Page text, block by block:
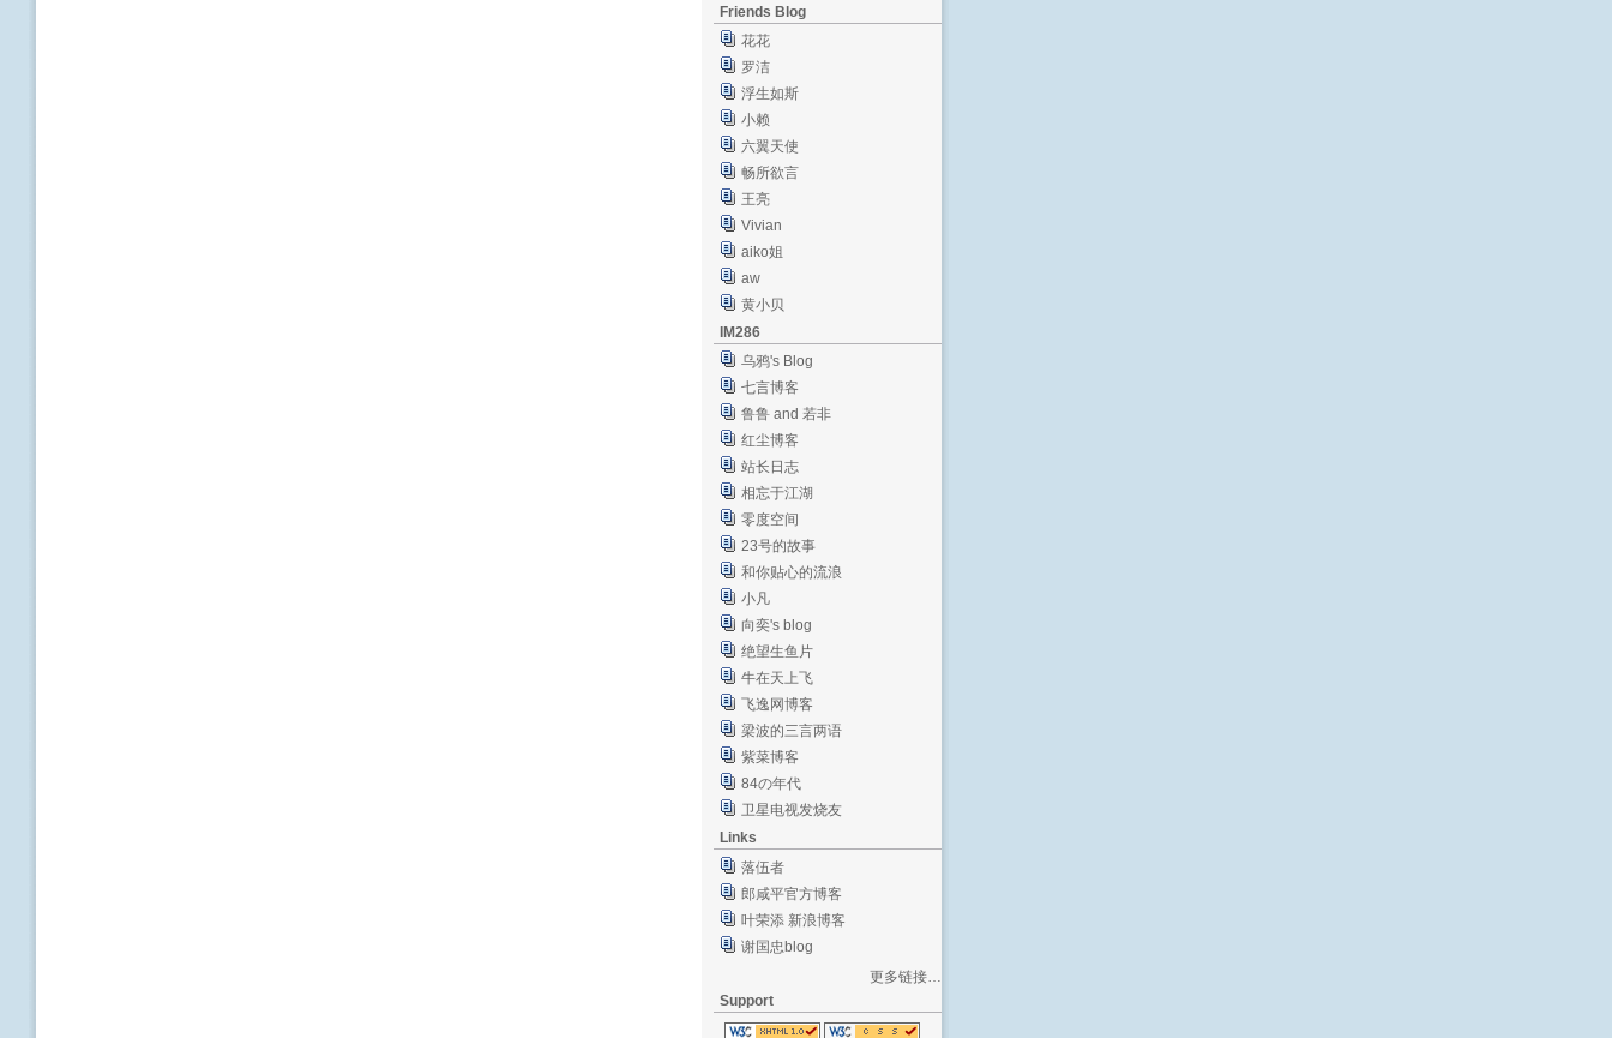
Friends Blog
花花
罗洁
浮生如斯
小赖
六翼天使
畅所欲言
王亮
Vivian
aiko姐
aw
黄小贝
IM286
乌鸦's Blog
七言博客
鲁鲁 and 若非
红尘博客
站长日志
相忘于江湖
零度空间
23号的故事
和你贴心的流浪
小凡
向奕's blog
绝望生鱼片
牛在天上飞
飞逸网博客
梁波的三言两语
紫菜博客
84の年代
卫星电视发烧友
Links
落伍者
郎咸平官方博客
叶荣添 新浪博客
谢国忠blog
更多链接…
Support